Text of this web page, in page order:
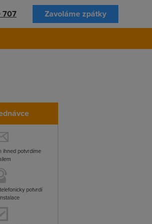
707 Zavoláme zpátky
ihned potvrdíme
potvrdí